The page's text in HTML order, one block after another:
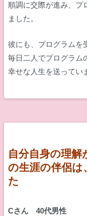
順調に交際が進み、プ
ました。
彼にも、プログラムを
毎日二人でプログラム
幸せな人生を送ってい
自分自身の理
の生涯の伴侶は
た
Cさん 40代男性